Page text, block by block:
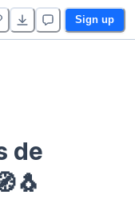
Sign up
de